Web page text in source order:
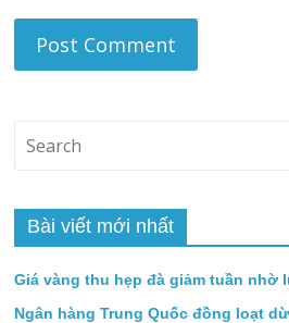
Bài viết mới nhất
Giá vàng thu hẹp đà giảm tuần nhờ
Ngân hàng Trung Quốc đồng loạt